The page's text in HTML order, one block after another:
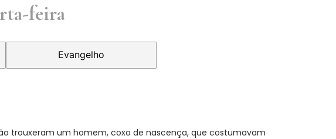
feira
Evangelho
trouxeram um homem, coxo de nascença, que costumavam